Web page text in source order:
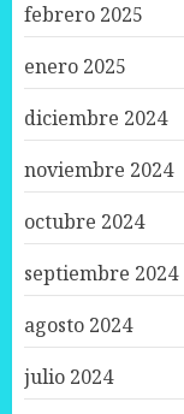
febrero 2025
enero 2025
diciembre 2024
noviembre 2024
octubre 2024
septiembre 2024
agosto 2024
julio 2024